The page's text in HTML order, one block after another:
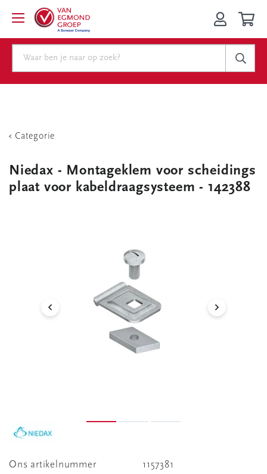
Categorie
Niedax - Montageklem voor scheidings
plaat voor kabeldraagsysteem - 142388
Ons artikelnummer
1157381